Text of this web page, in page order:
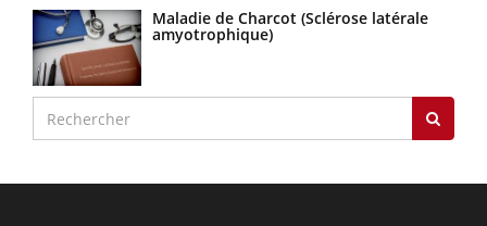
Maladie de Charcot (Sclérose latérale
amyotrophique)